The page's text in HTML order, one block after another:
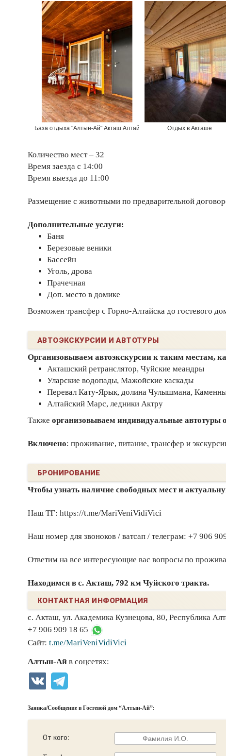
База отдыха "Алтын-Ай" Акташ Алтай Отдых в Акташе
Количество мест – 32
Время заезда с 14:00
Время выезда до 11:00
Размещение с животными по предварительной
Дополнительные услуги:
Баня
Березовые веники
Бассейн
Уголь, дрова
Прачечная
Доп. место в домике
Возможен трансфер с Горно-Алтайска до гостевого
АВТОЭКСКУРСИИ И АВТОТУРЫ
Организовываем автоэкскурсии к таким местам,
Акташский ретранслятор, Чуйские меандры
Уларские водопады, Мажойские каскады
Перевал Кату-Ярык, долина Чулышмана,
Алтайский Марс, ледники Актру
Также организовываем индивидуальные автотуры
Включено: проживание, питание, трансфер и
БРОНИРОВАНИЕ
Чтобы узнать наличие свободных мест и
Наш ТГ: https://t.me/MariVeniVidiVici
Наш номер для звоноков / ватсап / телеграм: +7 906
Ответим на все интересующие вас вопросы по
Находимся в с. Акташ, 792 км Чуйского тракта.
КОНТАКТНАЯ ИНФОРМАЦИЯ
с. Акташ, ​ул. Академика Кузнецова, 80, Республика
+7 906 909 18 65
Сайт: t.me/MariVeniVidiVici
Алтын-Ай в соцсетях:
Заявка/Сообщение в Гостевой дом “Алтын-Ай”:
От кого: